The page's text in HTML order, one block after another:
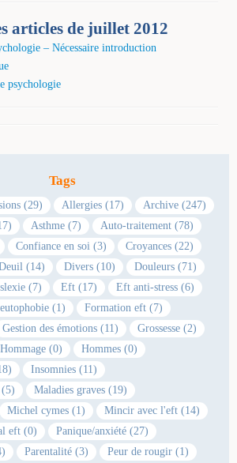
articles de juillet 2012
– Nécessaire introduction
psychologie
Tags
(29) Allergies (17)
Archive (247)
Asthme (7)
Auto-traitement (78)
Confiance en soi (3)
Croyances (22)
(14) Divers (10)
Douleurs (71)
(7) Eft (17)
Eft anti-stress (6)
(1)
Formation eft (7)
Gestion des émotions (11)
Grossesse (2)
Hommage (0)
Hommes (0)
Insomnies (11)
Maladies graves (19)
Michel cymes (1)
Mincir avec l'eft (14)
eft (0)
Panique/anxiété (27)
Parentalité (3)
Peur de rougir (1)